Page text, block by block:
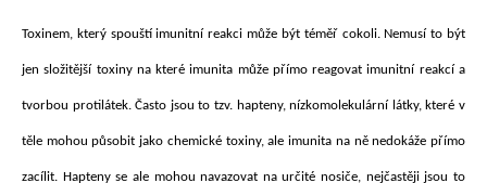
Toxinem, který spouští imunitní reakci může být téměř cokoli. Nemusí to být
jen složitější toxiny na které imunita může přímo reagovat imunitní reakcí a
tvorbou protilátek. Často jsou to tzv. hapteny, nízkomolekulární látky, které v
těle mohou působit jako chemické toxiny, ale imunita na ně nedokáže přímo
zacílit. Hapteny se ale mohou navazovat na určité nosiče, nejčastěji jsou to